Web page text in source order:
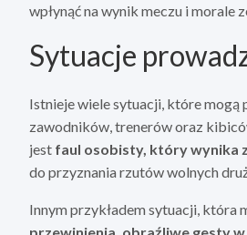
wpłynąć na wynik meczu i morale
Sytuacje
Istnieje wiele sytuacji, które mogą
zawodników, trenerów oraz
jest faul osobisty, który wynika
do przyznania rzutów wolnych
Innym przykładem sytuacji, która